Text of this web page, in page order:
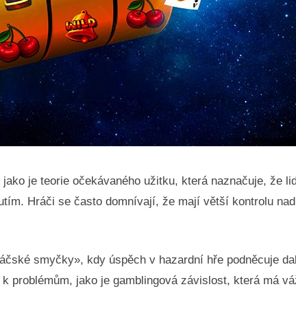
je teorie očekávaného užitku, která naznačuje, že
Hráči se často domnívají, že mají větší kontrolu
smyčky», kdy úspěch v hazardní hře podněcuje
problémům, jako je gamblingová závislost, která má